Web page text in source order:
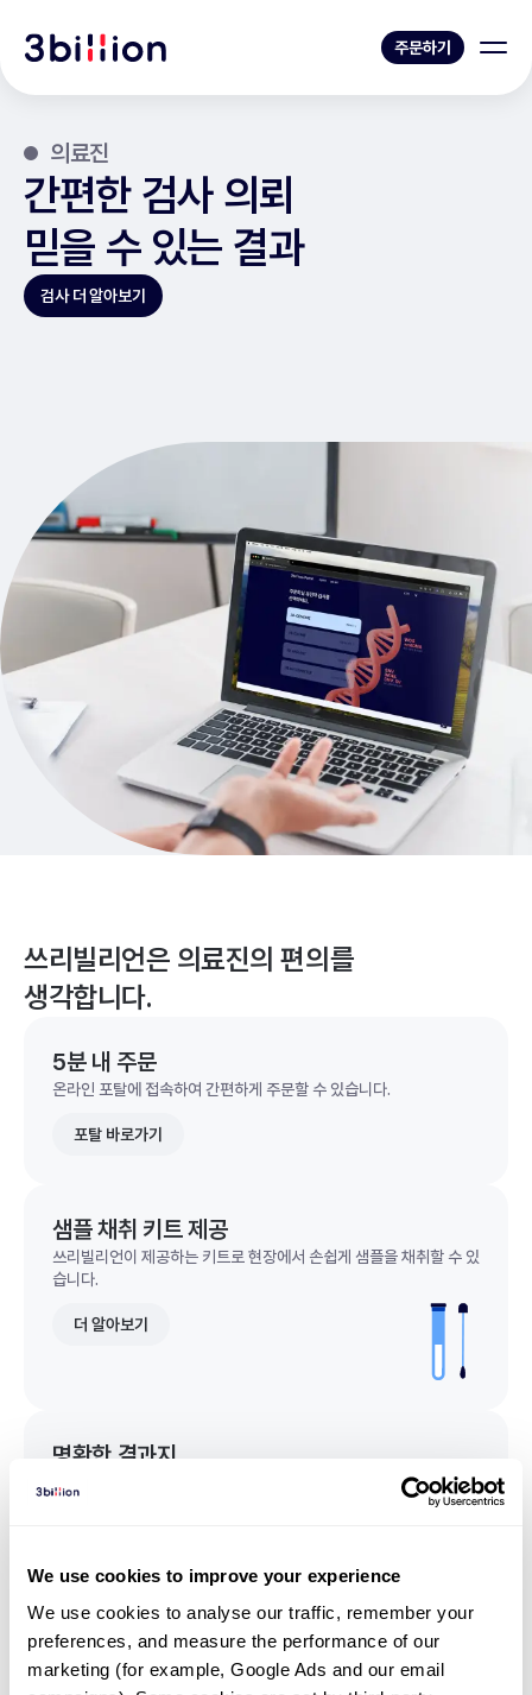
We use cookies to improve your experience
We use cookies to analyse our traffic, remember your
preferences, and measure the performance of our
marketing (for example, Google Ads and our email
주문하기
의료진
간편한 검사 의뢰
믿을 수 있는 결과
검사 더 알아보기
쓰리빌리언은 의료진의 편의를
생각합니다.
5분 내 주문
온라인 포탈에 접속하여 간편하게 주문할 수 있습니다.
포탈 바로가기
샘플 채취 키트 제공
쓰리빌리언이 제공하는 키트로 현장에서 손쉽게 샘플을 채취할 수 있
습니다.
더 알아보기
명확한 결과지
임상유전학팀과 소통
궁금한 점을 임상유전학팀과 직접 논의 할 수 있습니다.